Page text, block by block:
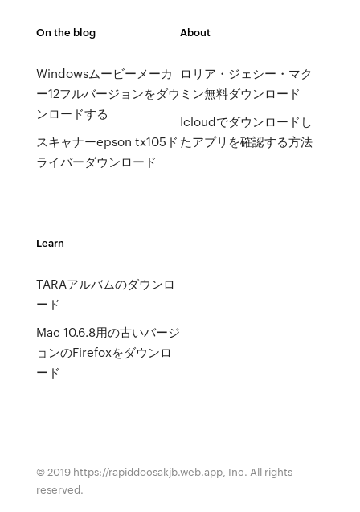
On the blog
Windowsムービーメーカ
ー12フルバージョンをダウ
ンロードする
スキャナーepson tx105ド
ライバーダウンロード
About
ロリア・ジェシー・マク
ミン無料ダウンロード
Icloudでダウンロードし
たアプリを確認する方法
Learn
TARAアルバムのダウンロ
ード
Mac 10.6.8用の古いバージ
ョンのFirefoxをダウンロ
ード
© 2019 https://rapiddocsakjb.web.app, Inc. All rights
reserved.